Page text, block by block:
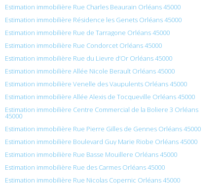
Estimation immobilière Rue Charles Beaurain Orléans 45000
Estimation immobilière Résidence les Genets Orléans 45000
Estimation immobilière Rue de Tarragone Orléans 45000
Estimation immobilière Rue Condorcet Orléans 45000
Estimation immobilière Rue du Lievre d’Or Orléans 45000
Estimation immobilière Allée Nicole Berault Orléans 45000
Estimation immobilière Venelle des Vaupulents Orléans 45000
Estimation immobilière Allée Alexis de Tocqueville Orléans 45000
Estimation immobilière Centre Commercial de la Boliere 3 Orléans
45000
Estimation immobilière Rue Pierre Gilles de Gennes Orléans 45000
Estimation immobilière Boulevard Guy Marie Riobe Orléans 45000
Estimation immobilière Rue Basse Mouillere Orléans 45000
Estimation immobilière Rue des Carmes Orléans 45000
Estimation immobilière Rue Nicolas Copernic Orléans 45000